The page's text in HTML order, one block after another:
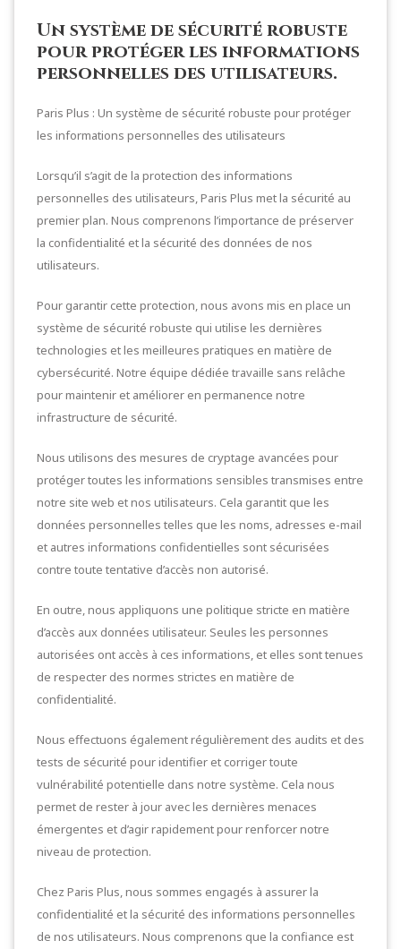
Un système de sécurité robuste
pour protéger les informations
personnelles des utilisateurs.
Paris Plus : Un système de sécurité robuste pour protéger
les informations personnelles des utilisateurs
Lorsqu’il s’agit de la protection des informations
personnelles des utilisateurs, Paris Plus met la sécurité au
premier plan. Nous comprenons l’importance de préserver
la confidentialité et la sécurité des données de nos
utilisateurs.
Pour garantir cette protection, nous avons mis en place un
système de sécurité robuste qui utilise les dernières
technologies et les meilleures pratiques en matière de
cybersécurité. Notre équipe dédiée travaille sans relâche
pour maintenir et améliorer en permanence notre
infrastructure de sécurité.
Nous utilisons des mesures de cryptage avancées pour
protéger toutes les informations sensibles transmises entre
notre site web et nos utilisateurs. Cela garantit que les
données personnelles telles que les noms, adresses e-mail
et autres informations confidentielles sont sécurisées
contre toute tentative d’accès non autorisé.
En outre, nous appliquons une politique stricte en matière
d’accès aux données utilisateur. Seules les personnes
autorisées ont accès à ces informations, et elles sont tenues
de respecter des normes strictes en matière de
confidentialité.
Nous effectuons également régulièrement des audits et des
tests de sécurité pour identifier et corriger toute
vulnérabilité potentielle dans notre système. Cela nous
permet de rester à jour avec les dernières menaces
émergentes et d’agir rapidement pour renforcer notre
niveau de protection.
Chez Paris Plus, nous sommes engagés à assurer la
confidentialité et la sécurité des informations personnelles
de nos utilisateurs. Nous comprenons que la confiance est